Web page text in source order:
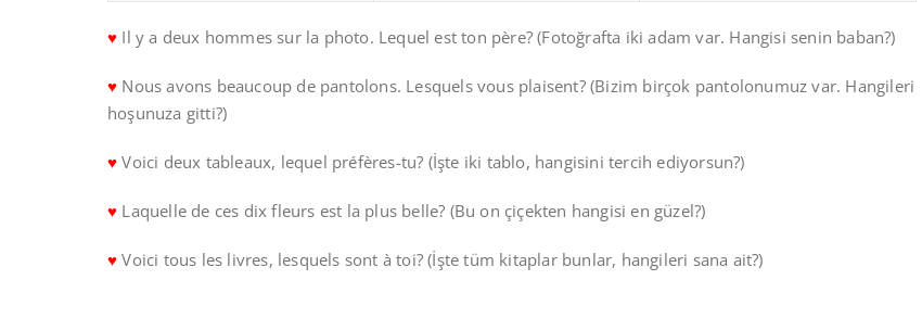
♥ Il y a deux hommes sur la photo. Lequel est ton père? (Fotoğrafta iki adam var. Hangisi senin baban?)
♥ Nous avons beaucoup de pantolons. Lesquels vous plaisent? (Bizim birçok pantolonumuz var. Hangileri
hoşunuza gitti?)
♥ Voici deux tableaux, lequel préfères-tu? (İşte iki tablo, hangisini tercih ediyorsun?)
♥ Laquelle de ces dix fleurs est la plus belle? (Bu on çiçekten hangisi en güzel?)
♥ Voici tous les livres, lesquels sont à toi? (İşte tüm kitaplar bunlar, hangileri sana ait?)